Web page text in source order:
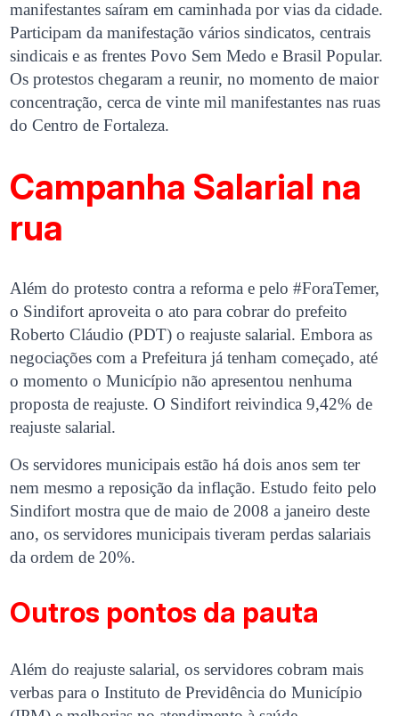
manifestantes saíram em caminhada por vias da cidade.
Participam da manifestação vários sindicatos, centrais
sindicais e as frentes Povo Sem Medo e Brasil Popular.
Os protestos chegaram a reunir, no momento de maior
concentração, cerca de vinte mil manifestantes nas ruas
do Centro de Fortaleza.
Campanha Salarial na
rua
Além do protesto contra a reforma e pelo #ForaTemer,
o Sindifort aproveita o ato para cobrar do prefeito
Roberto Cláudio (PDT) o reajuste salarial. Embora as
negociações com a Prefeitura já tenham começado, até
o momento o Município não apresentou nenhuma
proposta de reajuste. O Sindifort reivindica 9,42% de
reajuste salarial.
Os servidores municipais estão há dois anos sem ter
nem mesmo a reposição da inflação. Estudo feito pelo
Sindifort mostra que de maio de 2008 a janeiro deste
ano, os servidores municipais tiveram perdas salariais
da ordem de 20%.
Outros pontos da pauta
Além do reajuste salarial, os servidores cobram mais
verbas para o Instituto de Previdência do Município